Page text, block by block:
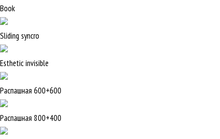
Book
Sliding syncro
Esthetic invisible
Распашная 600+600
Распашная 800+400